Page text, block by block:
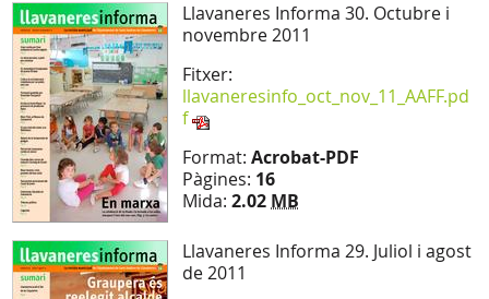
Llavaneres Informa 30. Octubre i
novembre 2011
Fitxer:
llavaneresinfo_oct_nov_11_AAFF.pd
f
Format: Acrobat-PDF
Pàgines: 16
Mida: 2.02 MB
Llavaneres Informa 29. Juliol i agost
de 2011